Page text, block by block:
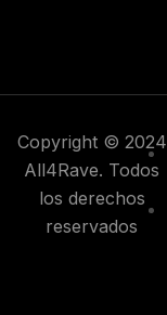
Copyright © 2024
All4Rave. Todos
los derechos
reservados